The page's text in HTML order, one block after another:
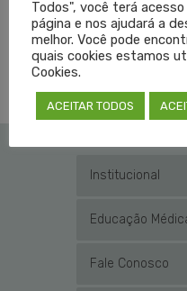
PUBLICADO EM
Institucional
Educação
Fale Conosco
Todos", você terá
página e nos ajudará a
melhor. Você pode
quais cookies estamos
Cookies.
ACEITAR TODOS